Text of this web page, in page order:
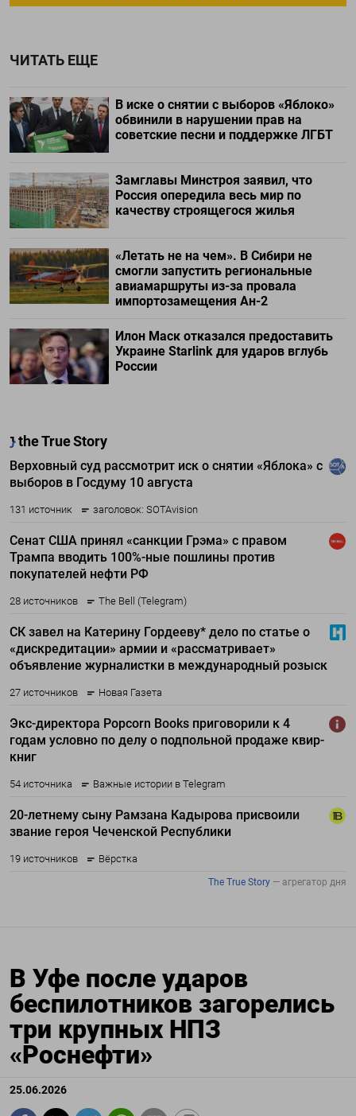
ЧИТАТЬ ЕЩЕ
В иске о снятии с выборов «Яблоко»
обвинили в нарушении прав на
советские песни и поддержке ЛГБТ
Замглавы Минстроя заявил, что
Россия опередила весь мир по
качеству строящегося жилья
«Летать не на чем». В Сибири не
смогли запустить региональные
авиамаршруты из-за провала
импортозамещения Ан-2
Илон Маск отказался предоставить
Украине Starlink для ударов вглубь
России
В Уфе после ударов
беспилотников загорелись
три крупных НПЗ
«Роснефти»
25.06.2026